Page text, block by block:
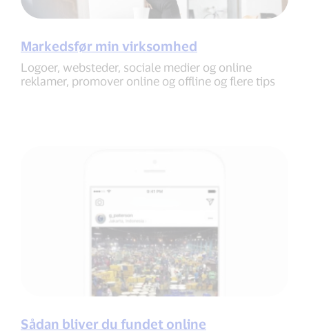
Markedsfør min virksomhed
Logoer, websteder, sociale medier og online
reklamer, promover online og offline og flere tips
Sådan bliver du fundet online